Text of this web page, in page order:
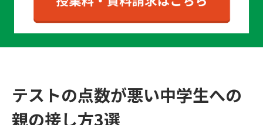
テストの点数が悪い中学生への
親の接し方3選